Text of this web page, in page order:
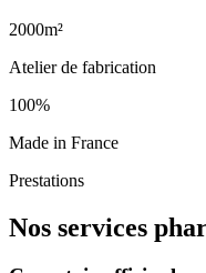
2000m²
Atelier de fabrication
100%
Made in France
Prestations
Nos services